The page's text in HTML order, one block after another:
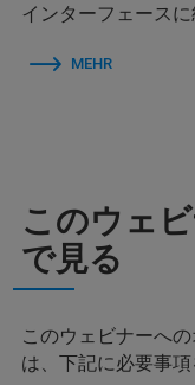
インターフェースに
MEHR
このウェ
で見る
このウェビナーへ
は、下記に必要事項